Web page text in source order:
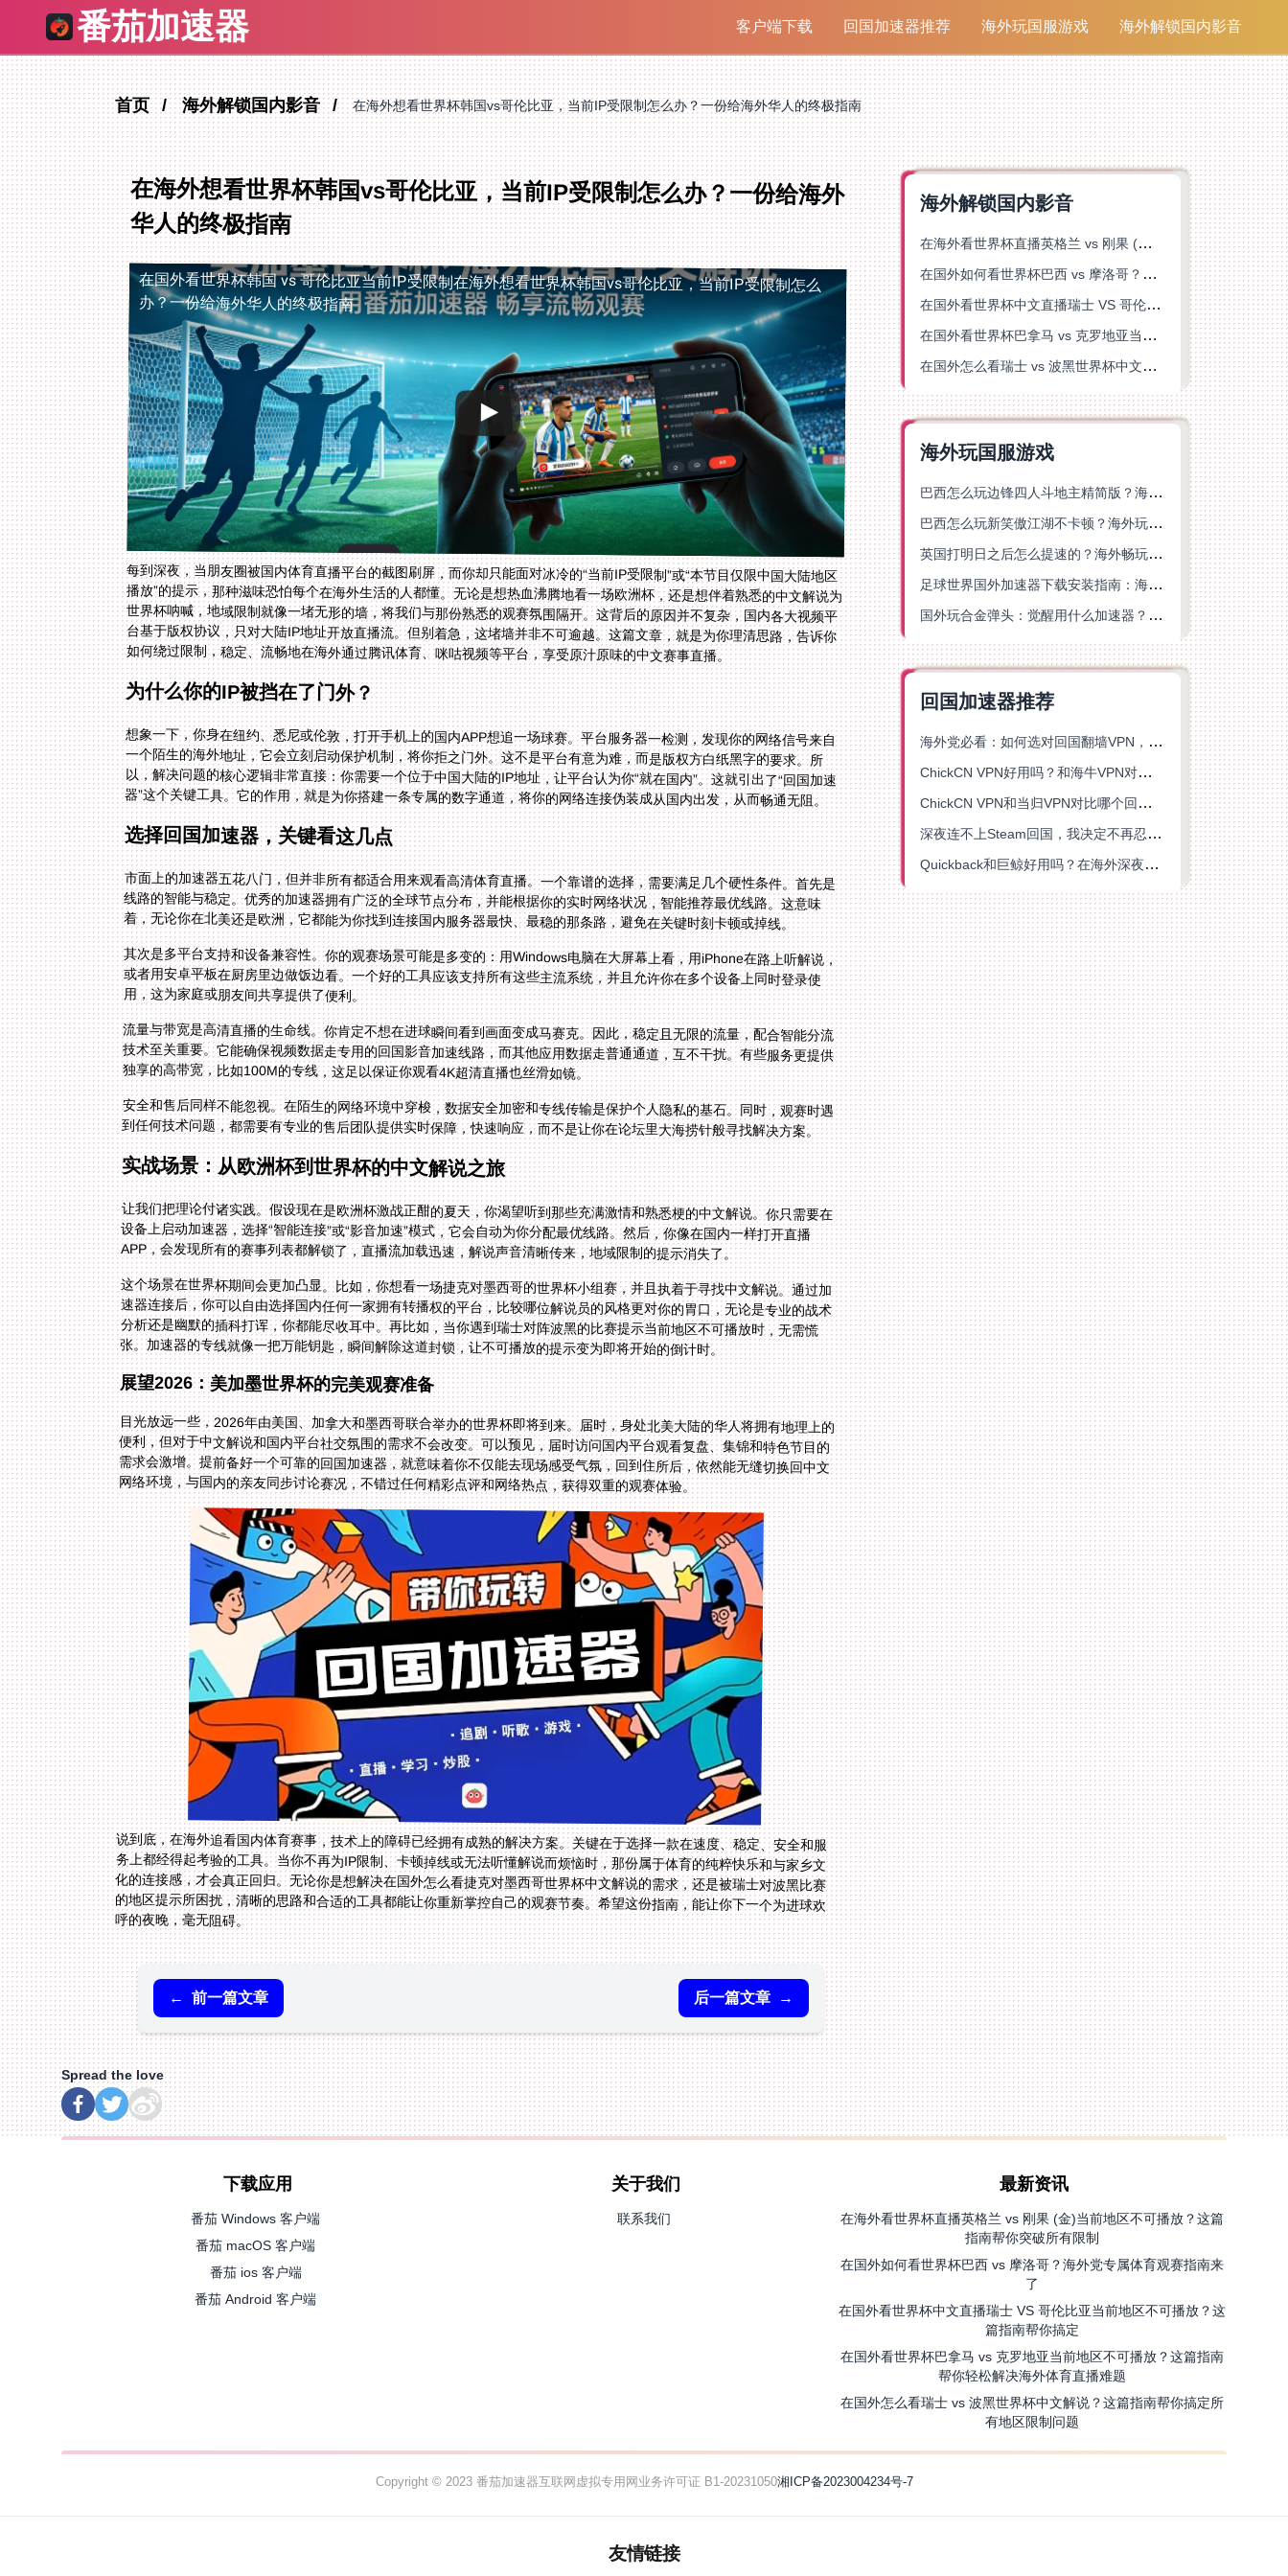
番茄加速器 客户端下载 回国加速器推荐 海外玩国服游戏 海外解锁国内影音
首页 海外解锁国内影音 在海外想看世界杯韩国vs哥伦比亚，当前IP受限制怎么办？一份给海外华人的终极指南
在海外想看世界杯韩国vs哥伦比亚，当前IP受限制怎么办？一份给海外
华人的终极指南
在国外看世界杯韩国 vs 哥伦比亚当前IP受限制在海外想看世界杯韩国vs哥伦比亚，当前IP受限制怎么
办？一份给海外华人的终极指南
每到深夜，当朋友圈被国内体育直播平台的截图刷屏，而你却只能面对冰冷的“当前IP受限制”或“本节目仅限中国大陆地区
播放”的提示，那种滋味恐怕每个在海外生活的人都懂。无论是想热血沸腾地看一场欧洲杯，还是想伴着熟悉的中文解说为
世界杯呐喊，地域限制就像一堵无形的墙，将我们与那份熟悉的观赛氛围隔开。这背后的原因并不复杂，国内各大视频平
台基于版权协议，只对大陆IP地址开放直播流。但别着急，这堵墙并非不可逾越。这篇文章，就是为你理清思路，告诉你
如何绕过限制，稳定、流畅地在海外通过腾讯体育、咪咕视频等平台，享受原汁原味的中文赛事直播。
为什么你的IP被挡在了门外？
想象一下，你身在纽约、悉尼或伦敦，打开手机上的国内APP想追一场球赛。平台服务器一检测，发现你的网络信号来自
一个陌生的海外地址，它会立刻启动保护机制，将你拒之门外。这不是平台有意为难，而是版权方白纸黑字的要求。所
以，解决问题的核心逻辑非常直接：你需要一个位于中国大陆的IP地址，让平台认为你“就在国内”。这就引出了“回国加速
器”这个关键工具。它的作用，就是为你搭建一条专属的数字通道，将你的网络连接伪装成从国内出发，从而畅通无阻。
选择回国加速器，关键看这几点
市面上的加速器五花八门，但并非所有都适合用来观看高清体育直播。一个靠谱的选择，需要满足几个硬性条件。首先是
线路的智能与稳定。优秀的加速器拥有广泛的全球节点分布，并能根据你的实时网络状况，智能推荐最优线路。这意味
着，无论你在北美还是欧洲，它都能为你找到连接国内服务器最快、最稳的那条路，避免在关键时刻卡顿或掉线。
其次是多平台支持和设备兼容性。你的观赛场景可能是多变的：用Windows电脑在大屏幕上看，用iPhone在路上听解说，
或者用安卓平板在厨房里边做饭边看。一个好的工具应该支持所有这些主流系统，并且允许你在多个设备上同时登录使
用，这为家庭或朋友间共享提供了便利。
流量与带宽是高清直播的生命线。你肯定不想在进球瞬间看到画面变成马赛克。因此，稳定且无限的流量，配合智能分流
技术至关重要。它能确保视频数据走专用的回国影音加速线路，而其他应用数据走普通通道，互不干扰。有些服务更提供
独享的高带宽，比如100M的专线，这足以保证你观看4K超清直播也丝滑如镜。
安全和售后同样不能忽视。在陌生的网络环境中穿梭，数据安全加密和专线传输是保护个人隐私的基石。同时，观赛时遇
到任何技术问题，都需要有专业的售后团队提供实时保障，快速响应，而不是让你在论坛里大海捞针般寻找解决方案。
实战场景：从欧洲杯到世界杯的中文解说之旅
让我们把理论付诸实践。假设现在是欧洲杯激战正酣的夏天，你渴望听到那些充满激情和熟悉梗的中文解说。你只需要在
设备上启动加速器，选择“智能连接”或“影音加速”模式，它会自动为你分配最优线路。然后，你像在国内一样打开直播
APP，会发现所有的赛事列表都解锁了，直播流加载迅速，解说声音清晰传来，地域限制的提示消失了。
这个场景在世界杯期间会更加凸显。比如，你想看一场捷克对墨西哥的世界杯小组赛，并且执着于寻找中文解说。通过加
速器连接后，你可以自由选择国内任何一家拥有转播权的平台，比较哪位解说员的风格更对你的胃口，无论是专业的战术
分析还是幽默的插科打诨，你都能尽收耳中。再比如，当你遇到瑞士对阵波黑的比赛提示当前地区不可播放时，无需慌
张。加速器的专线就像一把万能钥匙，瞬间解除这道封锁，让不可播放的提示变为即将开始的倒计时。
展望2026：美加墨世界杯的完美观赛准备
目光放远一些，2026年由美国、加拿大和墨西哥联合举办的世界杯即将到来。届时，身处北美大陆的华人将拥有地理上的
便利，但对于中文解说和国内平台社交氛围的需求不会改变。可以预见，届时访问国内平台观看复盘、集锦和特色节目的
需求会激增。提前备好一个可靠的回国加速器，就意味着你不仅能去现场感受气氛，回到住所后，依然能无缝切换回中文
网络环境，与国内的亲友同步讨论赛况，不错过任何精彩点评和网络热点，获得双重的观赛体验。
说到底，在海外追看国内体育赛事，技术上的障碍已经拥有成熟的解决方案。关键在于选择一款在速度、稳定、安全和服
务上都经得起考验的工具。当你不再为IP限制、卡顿掉线或无法听懂解说而烦恼时，那份属于体育的纯粹快乐和与家乡文
化的连接感，才会真正回归。无论你是想解决在国外怎么看捷克对墨西哥世界杯中文解说的需求，还是被瑞士对波黑比赛
的地区提示所困扰，清晰的思路和合适的工具都能让你重新掌控自己的观赛节奏。希望这份指南，能让你下一个为进球欢
呼的夜晚，毫无阻碍。
← 前一篇文章 后一篇文章 →
海外解锁国内影音
在海外看世界杯直播英格兰 vs 刚果 (金)当前地区不可播放？这篇指南帮你突破所有限制
在国外如何看世界杯巴西 vs 摩洛哥？海外党专属体育观赛指南来了
在国外看世界杯中文直播瑞士 VS 哥伦比亚当前地区不可播放？这篇指南帮你搞定
在国外看世界杯巴拿马 vs 克罗地亚当前地区不可播放？这篇指南帮你轻松解决海外体育直播难题
在国外怎么看瑞士 vs 波黑世界杯中文解说？这篇指南帮你搞定所有地区限制问题
海外玩国服游戏
巴西怎么玩边锋四人斗地主精简版？海外游戏党的加速器终极选择
巴西怎么玩新笑傲江湖不卡顿？海外玩家国服游戏加速终极指南（附猫和老鼠一梦江湖实测）
英国打明日之后怎么提速的？海外畅玩国服游戏终极指南
足球世界国外加速器下载安装指南：海外党畅玩国服游戏的终极解决方案
国外玩合金弹头：觉醒用什么加速器？一份写给海外游子的畅玩指南
回国加速器推荐
海外党必看：如何选对回国翻墙VPN，无缝解锁国内资源？
ChickCN VPN好用吗？和海牛VPN对比哪个回国效果更好？
ChickCN VPN和当归VPN对比哪个回国效果更好？海外党亲测后选了它
深夜连不上Steam回国，我决定不再忍受这数字鸿沟
Quickback和巨鲸好用吗？在海外深夜想刷B站、追爱奇艺的你，或许正需要这份答案
Spread the love
下载应用
番茄 Windows 客户端
番茄 macOS 客户端
番茄 ios 客户端
番茄 Android 客户端
关于我们
联系我们
最新资讯
在海外看世界杯直播英格兰 vs 刚果 (金)当前地区不可播放？这篇
指南帮你突破所有限制
在国外如何看世界杯巴西 vs 摩洛哥？海外党专属体育观赛指南来
了
在国外看世界杯中文直播瑞士 VS 哥伦比亚当前地区不可播放？这
篇指南帮你搞定
在国外看世界杯巴拿马 vs 克罗地亚当前地区不可播放？这篇指南
帮你轻松解决海外体育直播难题
在国外怎么看瑞士 vs 波黑世界杯中文解说？这篇指南帮你搞定所
有地区限制问题
Copyright © 2023 番茄加速器互联网虚拟专用网业务许可证 B1-20231050湘ICP备2023004234号-7
友情链接